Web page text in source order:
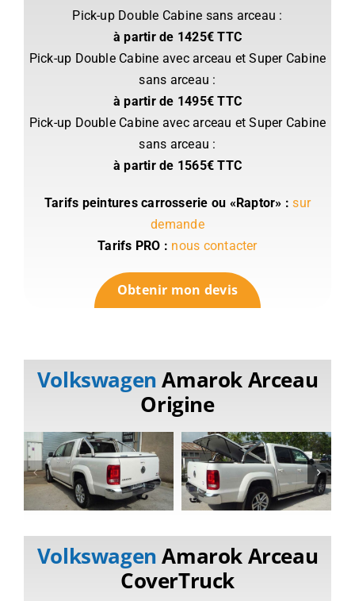
Pick-up Double Cabine sans arceau :
à partir de 1425€ TTC
Pick-up Double Cabine avec arceau et Super Cabine
sans arceau :
à partir de 1495€ TTC
Pick-up Double Cabine avec arceau et Super Cabine
sans arceau :
à partir de 1565€ TTC
Tarifs peintures carrosserie ou «Raptor» :sur
demande
Tarifs PRO : nous contacter
Obtenir mon devis
VolkswagenAmarok Arceau
Origine
VolkswagenAmarok Arceau
CoverTruck